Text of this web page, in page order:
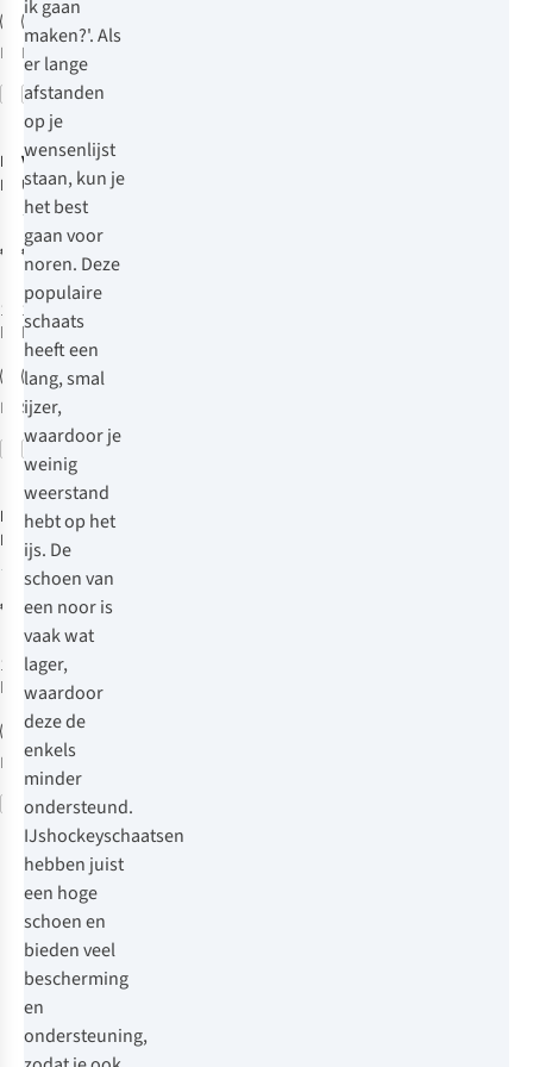
Meer maten
beschikbaar
Vergelijk
Meer maten
beschikbaar
Vergelijk
RocesRFG 1
Dames Schaats
€84,95
1
kleur
beschikbaar
Meer maten
beschikbaar
Vergelijk
Viking Multi
Unlimited
Verstelbare
Kinderschaats
Noren
€114,95
1 kleur
beschikbaar
S
Vergelijk
RocesParadise
Eco-Fur
Schaats
3
€89,95
1
kleur
beschikbaar
Meer maten
beschikbaar
Vergelijk
ik gaan
maken?'. Als
er lange
afstanden
op je
wensenlijst
staan, kun je
het best
gaan voor
noren. Deze
populaire
schaats
heeft een
lang, smal
ijzer,
waardoor je
weinig
weerstand
hebt op het
ijs. De
schoen van
een noor is
vaak wat
lager,
waardoor
deze de
enkels
minder
ondersteund.
IJshockeyschaatsen
hebben juist
een hoge
schoen en
bieden veel
bescherming
en
ondersteuning,